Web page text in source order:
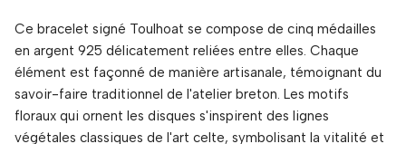
Ce bracelet signé Toulhoat se compose de cinq médailles
en argent 925 délicatement reliées entre elles. Chaque
élément est façonné de manière artisanale, témoignant du
savoir-faire traditionnel de l'atelier breton. Les motifs
floraux qui ornent les disques s'inspirent des lignes
végétales classiques de l'art celte, symbolisant la vitalité et